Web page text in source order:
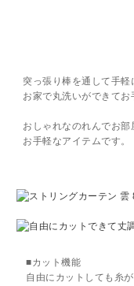
突っ張り棒を通して手軽
お家で丸洗いができてお
おしゃれなのれんでお
お手軽なアイテムです。
■カット機能
自由にカットしても糸